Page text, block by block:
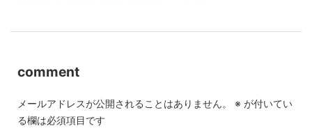
comment
メールアドレスが公開されることはありません。 ※ が付いてい
る欄は必須項目です